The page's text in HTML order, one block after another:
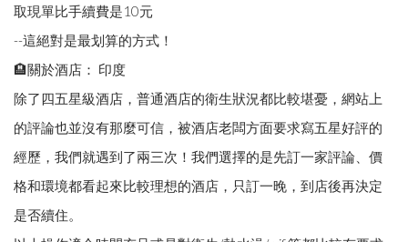
取現單比手續費是10元
--這絕對是最划算的方式！
🏨關於酒店： 印度
除了四五星級酒店，普通酒店的衛生狀況都比較堪憂，網站上
的評論也並沒有那麼可信，被酒店老闆方面要求寫五星好評的
經歷，我們就遇到了兩三次！我們選擇的是先訂一家評論、價
格和環境都看起來比較理想的酒店，只訂一晚，到店後再決定
是否續住。